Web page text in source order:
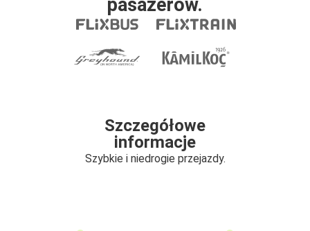
pasażerów.
Szczegółowe
informacje
Szybkie i niedrogie przejazdy.